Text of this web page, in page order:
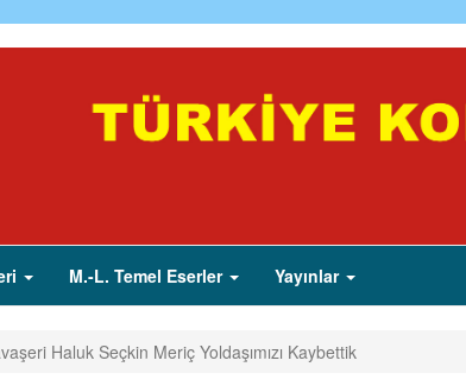
M.-L. Temel Eserler Yayınlar
Haluk Seçkin Meriç Yoldaşımızı Kaybettik